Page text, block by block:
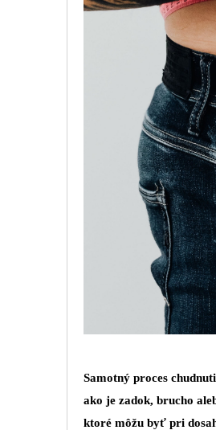
Samotný proces
ako je zadok, brucho
ktoré môžu byť pri